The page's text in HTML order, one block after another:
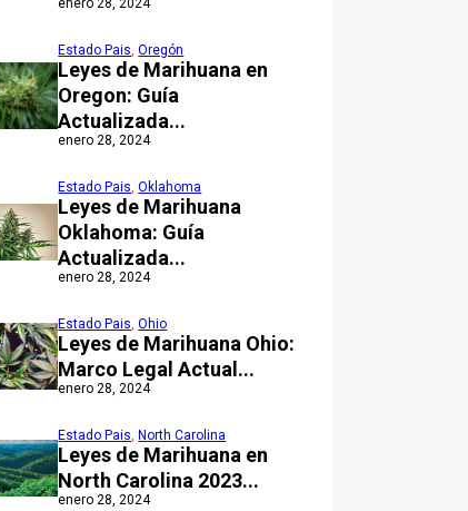
enero 28, 2024
Leyes de Marihuana en
Oregon: Guía
Actualizada...
Estado Pais,Oregón
enero 28, 2024
Leyes de Marihuana
Oklahoma: Guía
Actualizada...
Estado Pais,Oklahoma
enero 28, 2024
Leyes de Marihuana Ohio:
Marco Legal Actual...
Estado Pais,Ohio
enero 28, 2024
Leyes de Marihuana en
North Carolina 2023...
Estado Pais, North Carolina
enero 28, 2024